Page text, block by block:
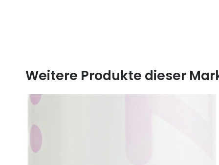
Weitere Produkte dieser